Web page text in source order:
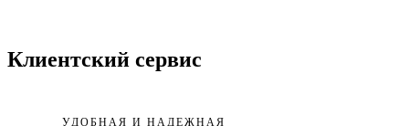
Клиентский сервис
УДОБНАЯ И НАДЕЖНАЯ